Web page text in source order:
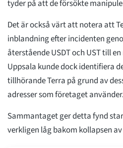
tyder på att de försökte
Det är också värt att notera att
inblandning efter incidenten
återstående USDT och UST till
Uppsala kunde dock identifiera
tillhörande Terra på grund av
adresser som företaget använder.
Sammantaget ger detta fynd
verkligen låg bakom kollapsen